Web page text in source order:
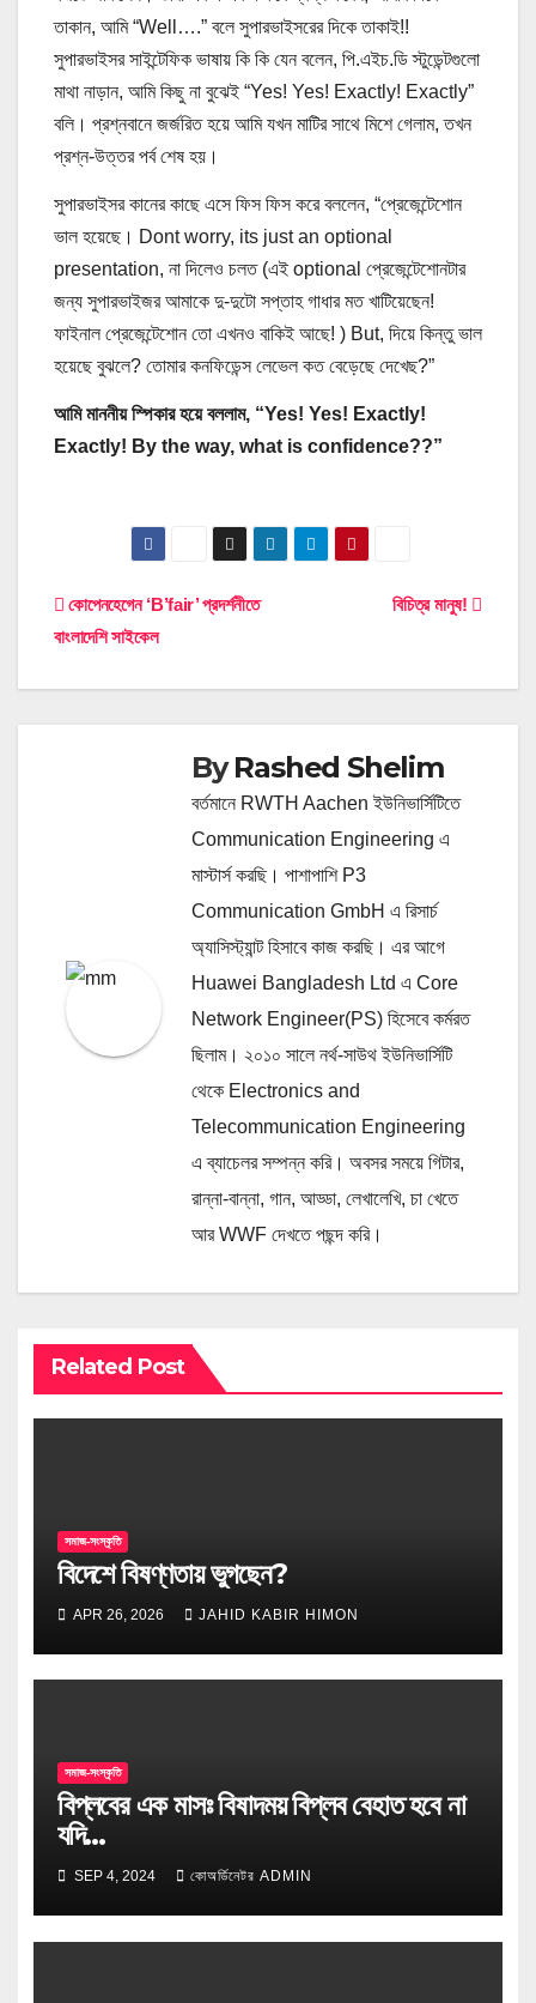
তাকান, আমি “Well….” বলে সুপারভাইসরের দিকে তাকাই!!
সুপারভাইসর সাইন্টেফিক ভাষায় কি কি যেন বলেন, পি.এইচ.ডি স্টুডেন্টগুলো
মাথা নাড়ান, আমি কিছু না বুঝেই “Yes! Yes! Exactly! Exactly”
বলি। প্রশ্নবানে জর্জরিত হয়ে আমি যখন মাটির সাথে মিশে গেলাম, তখন
প্রশ্ন-উত্তর পর্ব শেষ হয়।
সুপারভাইসর কানের কাছে এসে ফিস ফিস করে বললেন, “প্রেজেন্টেশোন
ভাল হয়েছে। Dont worry, its just an optional
presentation, না দিলেও চলত (এই optional প্রেজেন্টেশোনটার
জন্য সুপারভাইজর আমাকে দু-দুটো সপ্তাহ গাধার মত খাটিয়েছেন!
ফাইনাল প্রেজেন্টেশোন তো এখনও বাকিই আছে! ) But, দিয়ে কিন্তু ভাল
হয়েছে বুঝলে? তোমার কনফিডেন্স লেভেল কত বেড়েছে দেখেছ?”
আমি মাননীয় স্পিকার হয়ে বললাম, “Yes! Yes! Exactly!
Exactly! By the way, what is confidence??”
Post
বিচিত্র মানুষ!
কোপেনহেগেন ‘B’fair’ প্রদর্শনীতে
বাংলাদেশি সাইকেল
ByRashed Shelim
বর্তমানে RWTH Aachen ইউনিভার্সিটিতে
Communication Engineering এ
মাস্টার্স করছি। পাশাপাশি P3
Communication GmbH এ রিসার্চ
অ্যাসিস্ট্যান্ট হিসাবে কাজ করছি। এর আগে
Huawei Bangladesh Ltd এ Core
Network Engineer(PS) হিসেবে কর্মরত
ছিলাম। ২০১০ সালে নর্থ-সাউথ ইউনিভার্সিটি
থেকে Electronics and
Telecommunication Engineering
এ ব্যাচেলর সম্পন্ন করি। অবসর সময়ে গিটার,
রান্না-বান্না, গান, আড্ডা, লেখালেখি, চা খেতে
আর WWF দেখতে পছন্দ করি।
Related Post
সমাজ-সংস্কৃতি
বিদেশে বিষণ্ণতায় ভুগছেন?
APR 26, 2026 JAHID KABIR HIMON
সমাজ-সংস্কৃতি
বিপ্লবের এক মাসঃ বিষাদময় বিপ্লব বেহাত হবে না
যদি…
SEP 4, 2024 কোঅর্ডিনেটর ADMIN